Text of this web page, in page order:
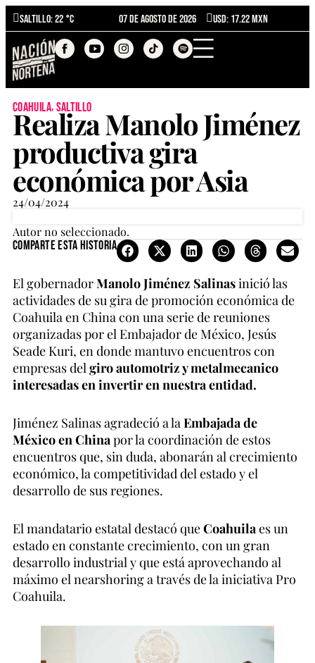
Saltillo: 22 °C 07 de agosto de 2026 USD: 17.22 MXN
coahuila,saltillo
Realiza Manolo Jiménez
productiva gira
económica por Asia
24/04/2024
Autor no seleccionado.
Comparte esta historia
El gobernadorManolo Jiménez Salinasinició las
actividades de su gira de promoción económica de
Coahuila en China con una serie de reuniones
organizadas por el Embajador de México, Jesús
Seade Kuri, en donde mantuvo encuentros con
empresas del giro automotriz y metalmecanico
interesadas en invertir en nuestra entidad.
Jiménez Salinas agradeció a la Embajada de
México en China por la coordinación de estos
encuentros que, sin duda, abonarán al crecimiento
económico, la competitividad del estado y el
desarrollo de sus regiones.
El mandatario estatal destacó queCoahuila es un
estado en constante crecimiento, con un gran
desarrollo industrial y que está aprovechando al
máximo el nearshoring a través de la iniciativa Pro
Coahuila.